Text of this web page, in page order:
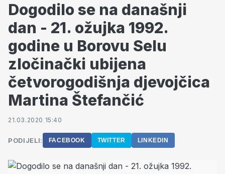
Dogodilo se na današnji
dan - 21. ožujka 1992.
godine u Borovu Selu
zločinački ubijena
četvorogodišnja djevojčica
Martina Štefančić
21.03.2020 15:40
PODIJELI: FACEBOOK TWITTER LINKEDIN